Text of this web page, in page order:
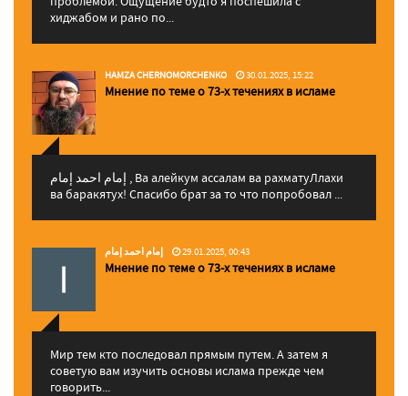
хиджабом и рано по...
HAMZA CHERNOMORCHENKO 30.01.2025, 15:22
Мнение по теме о 73-х течениях в исламе
إمام احمد إمام , Ва алейкум ассалам ва рахматуЛлахи
ва баракятух! Спасибо брат за то что попробовал ...
إمام احمد إمام 29.01.2025, 00:43
Мнение по теме о 73-х течениях в исламе
Мир тем кто последовал прямым путем. А затем я
советую вам изучить основы ислама прежде чем
говорить...